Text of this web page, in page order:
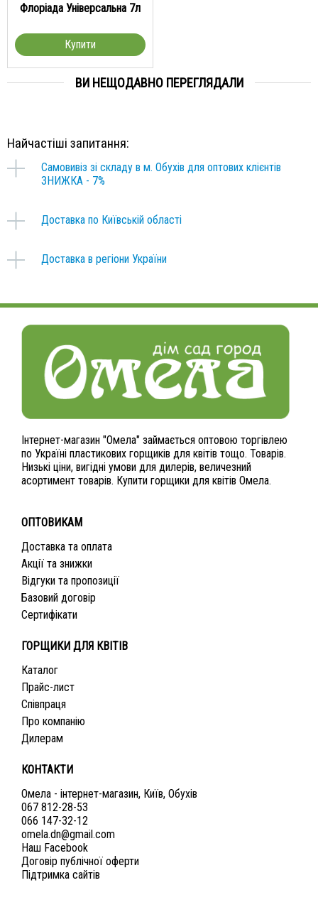
Флоріада Універсальна 7л
Купити
ВИ НЕЩОДАВНО ПЕРЕГЛЯДАЛИ
Найчастіші запитання:
Самовивіз зі складу в м. Обухів для оптових клієнтів
ЗНИЖКА - 7%
Доставка по Київській області
Доставка в регіони України
Інтернет-магазин "Омела" займається оптовою торгівлею
по Україні пластикових горщиків для квітів тощо. Товарів.
Низькі ціни, вигідні умови для дилерів, величезний
асортимент товарів. Купити горщики для квітів Омела.
ОПТОВИКАМ
Доставка та оплата
Акції та знижки
Відгуки та пропозиції
Базовий договір
Сертифікати
ГОРЩИКИ ДЛЯ КВІТІВ
Каталог
Прайс-лист
Співпраця
Про компанію
Дилерам
КОНТАКТИ
Омела - інтернет-магазин, Київ, Обухів
067 812-28-53
066 147-32-12
omela.dn@gmail.com
Наш Facebook
Договір публічної оферти
Підтримка сайтів